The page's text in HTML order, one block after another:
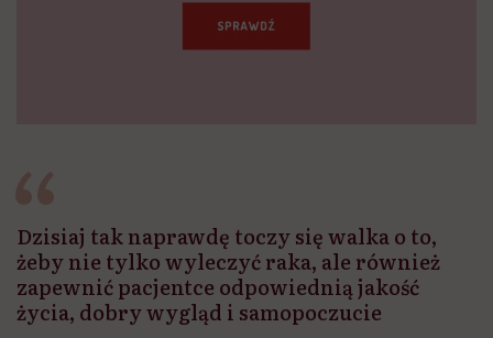
Dzisiaj tak naprawdę toczy się walka o to,
żeby nie tylko wyleczyć raka, ale również
zapewnić pacjentce odpowiednią jakość
życia, dobry wygląd i samopoczucie